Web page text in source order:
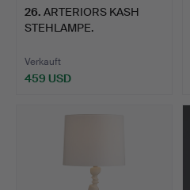
26. ARTERIORS KASH
STEHLAMPE.
Verkauft
459 USD